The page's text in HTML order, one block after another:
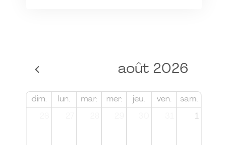
août 2026
dim. lun. mar. mer. jeu. ven. sam.
1